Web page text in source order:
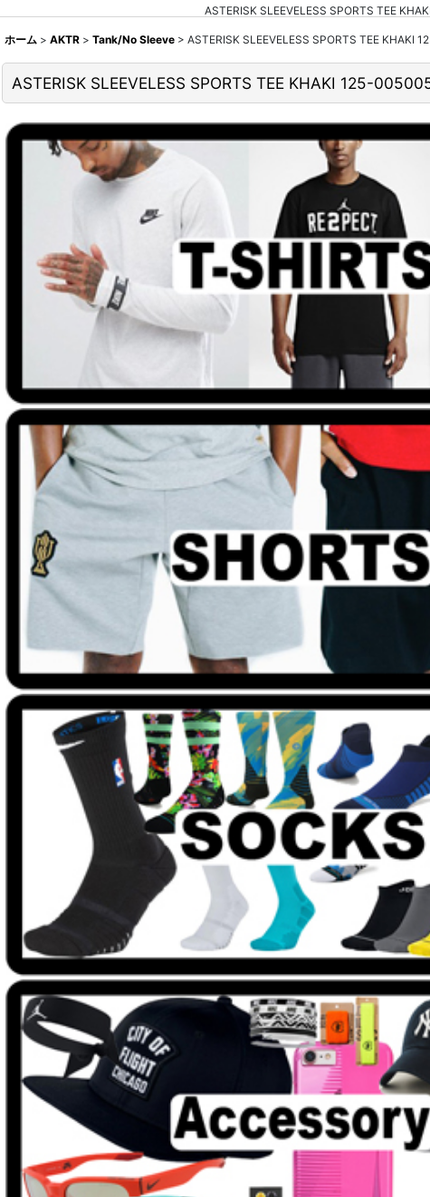
ASTERISK SLEEVELESS SPORTS TEE
ホーム > AKTR > Tank/No Sleeve > ASTERISK SLEEVELESS SPORTS TEE KHAKI
ASTERISK SLEEVELESS SPORTS TEE KHAKI 125-